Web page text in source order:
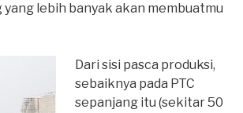
lebih banyak akan membuatmu
Dari sisi pasca produksi,
sebaiknya pada PTC
sepanjang itu (sekitar 50